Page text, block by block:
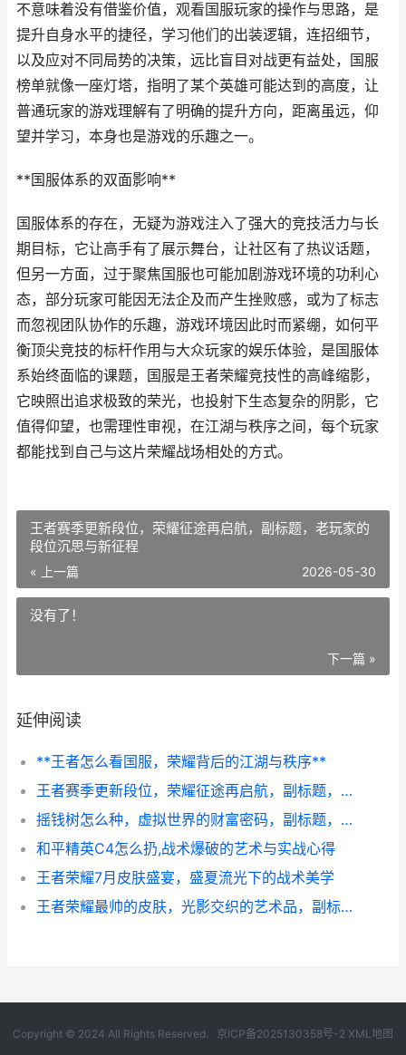
不意味着没有借鉴价值，观看国服玩家的操作与思路，是
提升自身水平的捷径，学习他们的出装逻辑，连招细节，
以及应对不同局势的决策，远比盲目对战更有益处，国服
榜单就像一座灯塔，指明了某个英雄可能达到的高度，让
普通玩家的游戏理解有了明确的提升方向，距离虽远，仰
望并学习，本身也是游戏的乐趣之一。
**国服体系的双面影响**
国服体系的存在，无疑为游戏注入了强大的竞技活力与长
期目标，它让高手有了展示舞台，让社区有了热议话题，
但另一方面，过于聚焦国服也可能加剧游戏环境的功利心
态，部分玩家可能因无法企及而产生挫败感，或为了标志
而忽视团队协作的乐趣，游戏环境因此时而紧绷，如何平
衡顶尖竞技的标杆作用与大众玩家的娱乐体验，是国服体
系始终面临的课题，国服是王者荣耀竞技性的高峰缩影，
它映照出追求极致的荣光，也投射下生态复杂的阴影，它
值得仰望，也需理性审视，在江湖与秩序之间，每个玩家
都能找到自己与这片荣耀战场相处的方式。
王者赛季更新段位，荣耀征途再启航，副标题，老玩家的
段位沉思与新征程
« 上一篇 2026-05-30
没有了！
下一篇 »
延伸阅读
**王者怎么看国服，荣耀背后的江湖与秩序**
王者赛季更新段位，荣耀征途再启航，副标题，老玩家的段位沉思与新征程
摇钱树怎么种，虚拟世界的财富密码，副标题，从入门到精通的游戏经济学
和平精英C4怎么扔,战术爆破的艺术与实战心得
王者荣耀7月皮肤盛宴，盛夏流光下的战术美学
王者荣耀最帅的皮肤，光影交织的艺术品，副标题，一场视觉与手感并存的终极盛宴
Copyright © 2024 All Rights Reserved. 京ICP备2025130358号-2 XML地图